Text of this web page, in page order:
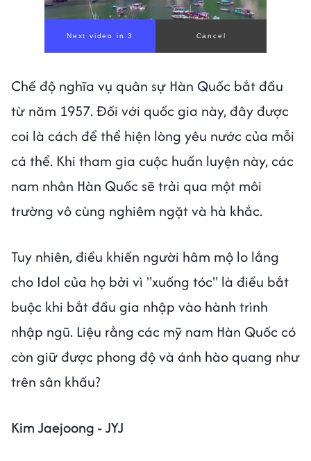
Next video in 1 Cancel
Chế độ nghĩa vụ quân sự Hàn Quốc bắt đầu
từ năm 1957. Đối với quốc gia này, đây được
coi là cách để thể hiện lòng yêu nước của mỗi
cá thể. Khi tham gia cuộc huấn luyện này, các
nam nhân Hàn Quốc sẽ trải qua một môi
trường vô cùng nghiêm ngặt và hà khắc.
Tuy nhiên, điều khiến người hâm mộ lo lắng
cho Idol của họ bởi vì "xuống tóc" là điều bắt
buộc khi bắt đầu gia nhập vào hành trình
nhập ngũ. Liệu rằng các mỹ nam Hàn Quốc có
còn giữ được phong độ và ánh hào quang như
trên sân khấu?
Kim Jaejoong - JYJ